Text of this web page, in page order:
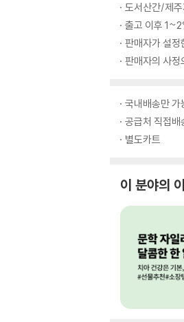
도서산간/제주
출고 이후 1~2
판매자가 설정
판매자의 사정
국내배송만 가
공급처 직접배
별도카트
이 분야의